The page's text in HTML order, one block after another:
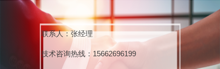
于美丽的海滨城市青岛，主要
从事工业环境污染治理领域的
新材料、新技术、新装备的研
发、制造和销售等综合性服
务，在国内同行业中具有明显
的优势，并始终走在环保行业
联系人：张经理
技术咨询热线： 15662696199